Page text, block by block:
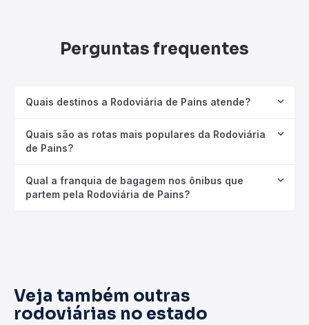
Perguntas frequentes
Quais destinos a Rodoviária de Pains atende?
Quais são as rotas mais populares da Rodoviária
de Pains?
Qual a franquia de bagagem nos ônibus que
partem pela Rodoviária de Pains?
Veja também outras
rodoviárias no estado